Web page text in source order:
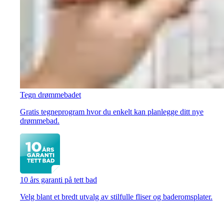
Tegn drømmebadet
Gratis tegneprogram hvor du enkelt kan planlegge ditt nye
drømmebad.
10 års garanti på tett bad
Velg blant et bredt utvalg av stilfulle fliser og baderomsplater.